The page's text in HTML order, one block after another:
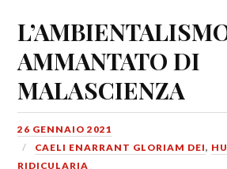
AMMANTATO DI
MALASCIENZA
26 GENNAIO 2021
CAELI ENARRANT GLORIAM DEI,
RIDICULARIA